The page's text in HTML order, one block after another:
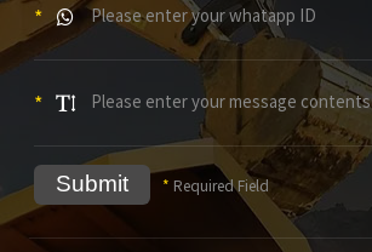
*
*
Submit * Required Field